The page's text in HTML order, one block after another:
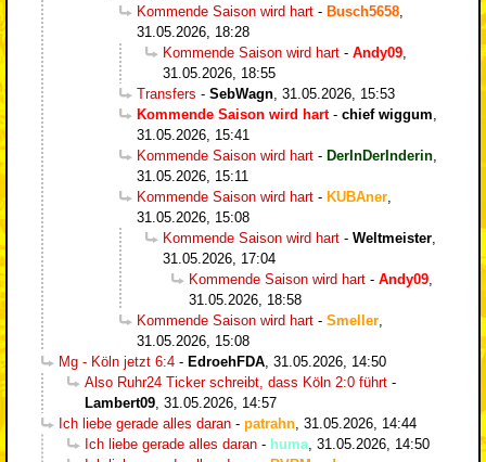
Kommende Saison wird hart - Busch5658
31.05.2026, 18:28
Kommende Saison wird hart - Andy09
31.05.2026, 18:55
Transfers - SebWagn 31.05.2026, 15:53
Kommende Saison wird hart- chief wiggum
31.05.2026, 15:41
Kommende Saison wird hart - DerInDerInderin
31.05.2026, 15:11
Kommende Saison wird hart - KUBAner
31.05.2026, 15:08
Kommende Saison wird hart - Weltmeister
31.05.2026, 17:04
Kommende Saison wird hart - Andy09
31.05.2026, 18:58
Kommende Saison wird hart - Smeller
31.05.2026, 15:08
Mg - Köln jetzt 6:4 - EdroehFDA 31.05.2026, 14:50
Also Ruhr24 Ticker schreibt, dass Köln 2:0 führt -
Lambert09 31.05.2026, 14:57
Ich liebe gerade alles daran - patrahn 31.05.2026, 14:44
Ich liebe gerade alles daran - huma 31.05.2026, 14:50